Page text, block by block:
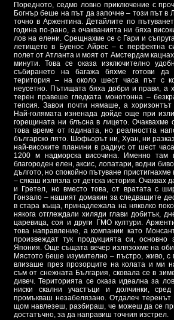
Поредното, седмо ловно приключение с
Богнър беше на път да започне – този път в
точно в Аржентина. Детайлите по
година по-рано, а очакванията ни бяха
лов на елени. Срещнахме се с Гари и
летището в Буенос Айрес – с перфектна
полет от Атланта и моят от Амстердам
минути. Това се оказа изключително
събирането на багажа бяхме готови
територия – на около шест часа път с
неусетно. Пътищата бяха добри и прави, а
терен правеше гледката монотонна –
тепсия. Завои почти нямаше, а
Най-голямата изненада дойде още при
горещината ни блъсна в лицето. Очаквахме
това време от годината, но реалността
българско лято. Шофьорът ни, Хуан, ни
най-високите планини в радиус от шест
1200 м надморска височина. Именно
благороден елен, аксис, лопатари, водни
дългото, но спокойно пътуване
– сякаш излязла от детска история. Очаквах
и Гретел, но вместо това, от вратата с
Гонзало – нашият домакин за следващите
в стара къща, принадлежала на няколко
някога отглеждали хиляди глави добитък,
царевица, соя и други ГМО култури.
това направление, а компании като
произвеждат тук продукцията си,
Япония. Още същата вечер излязохме на
Мястото беше изумително – пъстро, живо, с
влизаше през прозорците на колата и ми
съм от снежната България, сковала се в
дивеч. Територията се оказа идеална за
ниски скални участъци и долчинки,
промъкваш незабелязано. Отдалеч теренът
щом навлезеш, разбираш, че можеш да се
достатъчно, за да направиш точния изстрел.